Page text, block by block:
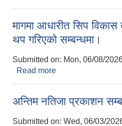
मागमा आधारीत सिप विकास
थप गरिएको सम्बन्धमा।
Submitted on: Mon, 06/08/
Read more
अन्तिम नतिजा प्रकाशन
Submitted on: Wed, 06/03/